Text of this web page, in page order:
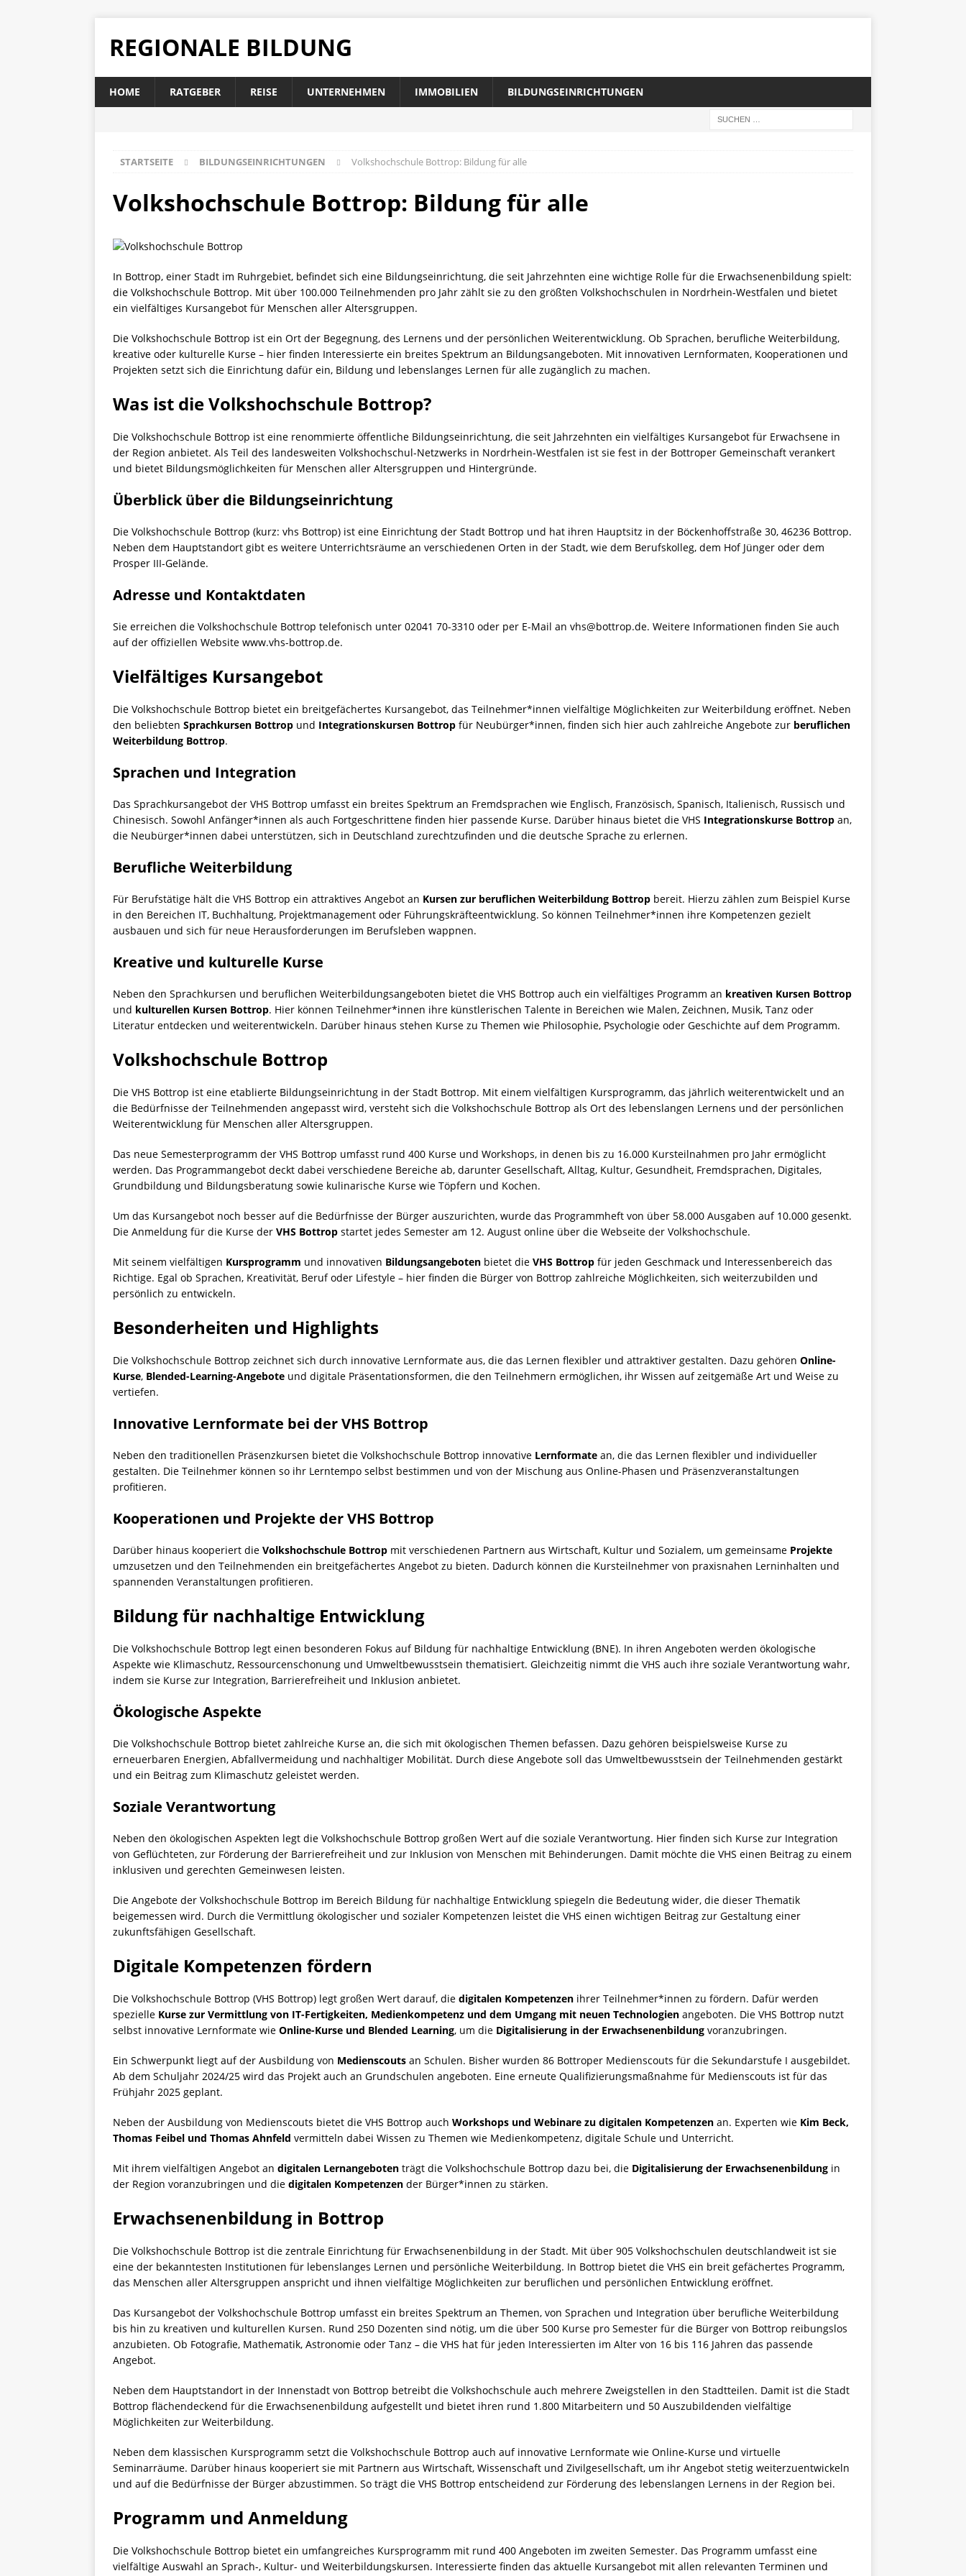
REGIONALE BILDUNG
HOME RATGEBER REISE UNTERNEHMEN IMMOBILIEN BILDUNGSEINRICHTUNGEN
STARTSEITE BILDUNGSEINRICHTUNGEN Volkshochschule Bottrop: Bildung für alle
Volkshochschule Bottrop: Bildung für alle
In Bottrop, einer Stadt im Ruhrgebiet, befindet sich eine Bildungseinrichtung, die seit Jahrzehnten eine wichtige Rolle für die Erwachsenenbildung spielt:
die Volkshochschule Bottrop. Mit über 100.000 Teilnehmenden pro Jahr zählt sie zu den größten Volkshochschulen in Nordrhein-Westfalen und bietet
ein vielfältiges Kursangebot für Menschen aller Altersgruppen.
Die Volkshochschule Bottrop ist ein Ort der Begegnung, des Lernens und der persönlichen Weiterentwicklung. Ob Sprachen, berufliche Weiterbildung,
kreative oder kulturelle Kurse – hier finden Interessierte ein breites Spektrum an Bildungsangeboten. Mit innovativen Lernformaten, Kooperationen und
Projekten setzt sich die Einrichtung dafür ein, Bildung und lebenslanges Lernen für alle zugänglich zu machen.
Was ist die Volkshochschule Bottrop?
Die Volkshochschule Bottrop ist eine renommierte öffentliche Bildungseinrichtung, die seit Jahrzehnten ein vielfältiges Kursangebot für Erwachsene in
der Region anbietet. Als Teil des landesweiten Volkshochschul-Netzwerks in Nordrhein-Westfalen ist sie fest in der Bottroper Gemeinschaft verankert
und bietet Bildungsmöglichkeiten für Menschen aller Altersgruppen und Hintergründe.
Überblick über die Bildungseinrichtung
Die Volkshochschule Bottrop (kurz: vhs Bottrop) ist eine Einrichtung der Stadt Bottrop und hat ihren Hauptsitz in der Böckenhoffstraße 30, 46236 Bottrop.
Neben dem Hauptstandort gibt es weitere Unterrichtsräume an verschiedenen Orten in der Stadt, wie dem Berufskolleg, dem Hof Jünger oder dem
Prosper III-Gelände.
Adresse und Kontaktdaten
Sie erreichen die Volkshochschule Bottrop telefonisch unter 02041 70-3310 oder per E-Mail an vhs@bottrop.de. Weitere Informationen finden Sie auch
auf der offiziellen Website www.vhs-bottrop.de.
Vielfältiges Kursangebot
Die Volkshochschule Bottrop bietet ein breitgefächertes Kursangebot, das Teilnehmer*innen vielfältige Möglichkeiten zur Weiterbildung eröffnet. Neben
den beliebten Sprachkursen Bottrop und Integrationskursen Bottrop für Neubürger*innen, finden sich hier auch zahlreiche Angebote zur beruflichen
Weiterbildung Bottrop.
Sprachen und Integration
Das Sprachkursangebot der VHS Bottrop umfasst ein breites Spektrum an Fremdsprachen wie Englisch, Französisch, Spanisch, Italienisch, Russisch und
Chinesisch. Sowohl Anfänger*innen als auch Fortgeschrittene finden hier passende Kurse. Darüber hinaus bietet die VHS Integrationskurse Bottrop an,
die Neubürger*innen dabei unterstützen, sich in Deutschland zurechtzufinden und die deutsche Sprache zu erlernen.
Berufliche Weiterbildung
Für Berufstätige hält die VHS Bottrop ein attraktives Angebot an Kursen zur beruflichen Weiterbildung Bottrop bereit. Hierzu zählen zum Beispiel Kurse
in den Bereichen IT, Buchhaltung, Projektmanagement oder Führungskräfteentwicklung. So können Teilnehmer*innen ihre Kompetenzen gezielt
ausbauen und sich für neue Herausforderungen im Berufsleben wappnen.
Kreative und kulturelle Kurse
Neben den Sprachkursen und beruflichen Weiterbildungsangeboten bietet die VHS Bottrop auch ein vielfältiges Programm an kreativen Kursen Bottrop
und kulturellen Kursen Bottrop. Hier können Teilnehmer*innen ihre künstlerischen Talente in Bereichen wie Malen, Zeichnen, Musik, Tanz oder
Literatur entdecken und weiterentwickeln. Darüber hinaus stehen Kurse zu Themen wie Philosophie, Psychologie oder Geschichte auf dem Programm.
Volkshochschule Bottrop
Die VHS Bottrop ist eine etablierte Bildungseinrichtung in der Stadt Bottrop. Mit einem vielfältigen Kursprogramm, das jährlich weiterentwickelt und an
die Bedürfnisse der Teilnehmenden angepasst wird, versteht sich die Volkshochschule Bottrop als Ort des lebenslangen Lernens und der persönlichen
Weiterentwicklung für Menschen aller Altersgruppen.
Das neue Semesterprogramm der VHS Bottrop umfasst rund 400 Kurse und Workshops, in denen bis zu 16.000 Kursteilnahmen pro Jahr ermöglicht
werden. Das Programmangebot deckt dabei verschiedene Bereiche ab, darunter Gesellschaft, Alltag, Kultur, Gesundheit, Fremdsprachen, Digitales,
Grundbildung und Bildungsberatung sowie kulinarische Kurse wie Töpfern und Kochen.
Um das Kursangebot noch besser auf die Bedürfnisse der Bürger auszurichten, wurde das Programmheft von über 58.000 Ausgaben auf 10.000 gesenkt.
Die Anmeldung für die Kurse der VHS Bottrop startet jedes Semester am 12. August online über die Webseite der Volkshochschule.
Mit seinem vielfältigen Kursprogramm und innovativen Bildungsangeboten bietet die VHS Bottrop für jeden Geschmack und Interessenbereich das
Richtige. Egal ob Sprachen, Kreativität, Beruf oder Lifestyle – hier finden die Bürger von Bottrop zahlreiche Möglichkeiten, sich weiterzubilden und
persönlich zu entwickeln.
Besonderheiten und Highlights
Die Volkshochschule Bottrop zeichnet sich durch innovative Lernformate aus, die das Lernen flexibler und attraktiver gestalten. Dazu gehören Online-
Kurse, Blended-Learning-Angebote und digitale Präsentationsformen, die den Teilnehmern ermöglichen, ihr Wissen auf zeitgemäße Art und Weise zu
vertiefen.
Innovative Lernformate bei der VHS Bottrop
Neben den traditionellen Präsenzkursen bietet die Volkshochschule Bottrop innovative Lernformate an, die das Lernen flexibler und individueller
gestalten. Die Teilnehmer können so ihr Lerntempo selbst bestimmen und von der Mischung aus Online-Phasen und Präsenzveranstaltungen
profitieren.
Kooperationen und Projekte der VHS Bottrop
Darüber hinaus kooperiert die Volkshochschule Bottrop mit verschiedenen Partnern aus Wirtschaft, Kultur und Sozialem, um gemeinsame Projekte
umzusetzen und den Teilnehmenden ein breitgefächertes Angebot zu bieten. Dadurch können die Kursteilnehmer von praxisnahen Lerninhalten und
spannenden Veranstaltungen profitieren.
Bildung für nachhaltige Entwicklung
Die Volkshochschule Bottrop legt einen besonderen Fokus auf Bildung für nachhaltige Entwicklung (BNE). In ihren Angeboten werden ökologische
Aspekte wie Klimaschutz, Ressourcenschonung und Umweltbewusstsein thematisiert. Gleichzeitig nimmt die VHS auch ihre soziale Verantwortung wahr,
indem sie Kurse zur Integration, Barrierefreiheit und Inklusion anbietet.
Ökologische Aspekte
Die Volkshochschule Bottrop bietet zahlreiche Kurse an, die sich mit ökologischen Themen befassen. Dazu gehören beispielsweise Kurse zu
erneuerbaren Energien, Abfallvermeidung und nachhaltiger Mobilität. Durch diese Angebote soll das Umweltbewusstsein der Teilnehmenden gestärkt
und ein Beitrag zum Klimaschutz geleistet werden.
Soziale Verantwortung
Neben den ökologischen Aspekten legt die Volkshochschule Bottrop großen Wert auf die soziale Verantwortung. Hier finden sich Kurse zur Integration
von Geflüchteten, zur Förderung der Barrierefreiheit und zur Inklusion von Menschen mit Behinderungen. Damit möchte die VHS einen Beitrag zu einem
inklusiven und gerechten Gemeinwesen leisten.
Die Angebote der Volkshochschule Bottrop im Bereich Bildung für nachhaltige Entwicklung spiegeln die Bedeutung wider, die dieser Thematik
beigemessen wird. Durch die Vermittlung ökologischer und sozialer Kompetenzen leistet die VHS einen wichtigen Beitrag zur Gestaltung einer
zukunftsfähigen Gesellschaft.
Digitale Kompetenzen fördern
Die Volkshochschule Bottrop (VHS Bottrop) legt großen Wert darauf, die digitalen Kompetenzen ihrer Teilnehmer*innen zu fördern. Dafür werden
spezielle Kurse zur Vermittlung von IT-Fertigkeiten, Medienkompetenz und dem Umgang mit neuen Technologien angeboten. Die VHS Bottrop nutzt
selbst innovative Lernformate wie Online-Kurse und Blended Learning, um die Digitalisierung in der Erwachsenenbildung voranzubringen.
Ein Schwerpunkt liegt auf der Ausbildung von Medienscouts an Schulen. Bisher wurden 86 Bottroper Medienscouts für die Sekundarstufe I ausgebildet.
Ab dem Schuljahr 2024/25 wird das Projekt auch an Grundschulen angeboten. Eine erneute Qualifizierungsmaßnahme für Medienscouts ist für das
Frühjahr 2025 geplant.
Neben der Ausbildung von Medienscouts bietet die VHS Bottrop auch Workshops und Webinare zu digitalen Kompetenzen an. Experten wie Kim Beck,
Thomas Feibel und Thomas Ahnfeld vermitteln dabei Wissen zu Themen wie Medienkompetenz, digitale Schule und Unterricht.
Mit ihrem vielfältigen Angebot an digitalen Lernangeboten trägt die Volkshochschule Bottrop dazu bei, die Digitalisierung der Erwachsenenbildung in
der Region voranzubringen und die digitalen Kompetenzen der Bürger*innen zu stärken.
Erwachsenenbildung in Bottrop
Die Volkshochschule Bottrop ist die zentrale Einrichtung für Erwachsenenbildung in der Stadt. Mit über 905 Volkshochschulen deutschlandweit ist sie
eine der bekanntesten Institutionen für lebenslanges Lernen und persönliche Weiterbildung. In Bottrop bietet die VHS ein breit gefächertes Programm,
das Menschen aller Altersgruppen anspricht und ihnen vielfältige Möglichkeiten zur beruflichen und persönlichen Entwicklung eröffnet.
Das Kursangebot der Volkshochschule Bottrop umfasst ein breites Spektrum an Themen, von Sprachen und Integration über berufliche Weiterbildung
bis hin zu kreativen und kulturellen Kursen. Rund 250 Dozenten sind nötig, um die über 500 Kurse pro Semester für die Bürger von Bottrop reibungslos
anzubieten. Ob Fotografie, Mathematik, Astronomie oder Tanz – die VHS hat für jeden Interessierten im Alter von 16 bis 116 Jahren das passende
Angebot.
Neben dem Hauptstandort in der Innenstadt von Bottrop betreibt die Volkshochschule auch mehrere Zweigstellen in den Stadtteilen. Damit ist die Stadt
Bottrop flächendeckend für die Erwachsenenbildung aufgestellt und bietet ihren rund 1.800 Mitarbeitern und 50 Auszubildenden vielfältige
Möglichkeiten zur Weiterbildung.
Neben dem klassischen Kursprogramm setzt die Volkshochschule Bottrop auch auf innovative Lernformate wie Online-Kurse und virtuelle
Seminarräume. Darüber hinaus kooperiert sie mit Partnern aus Wirtschaft, Wissenschaft und Zivilgesellschaft, um ihr Angebot stetig weiterzuentwickeln
und auf die Bedürfnisse der Bürger abzustimmen. So trägt die VHS Bottrop entscheidend zur Förderung des lebenslangen Lernens in der Region bei.
Programm und Anmeldung
Die Volkshochschule Bottrop bietet ein umfangreiches Kursprogramm mit rund 400 Angeboten im zweiten Semester. Das Programm umfasst eine
vielfältige Auswahl an Sprach-, Kultur- und Weiterbildungskursen. Interessierte finden das aktuelle Kursangebot mit allen relevanten Terminen und